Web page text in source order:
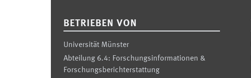
BETRIEBEN VON
Universität Münster
Abteilung 6.4: Forschungsinformationen &
Forschungsberichterstattung